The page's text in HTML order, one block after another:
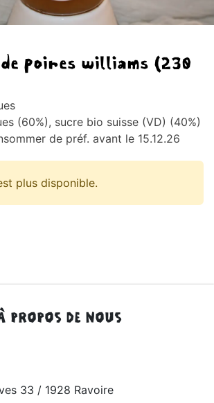
poires williams (230
(60%), sucre bio suisse (VD) (40%)
de préf. avant le 15.12.26
plus disponible.
PROPOS DE NOUS
33 / 1928 Ravoire